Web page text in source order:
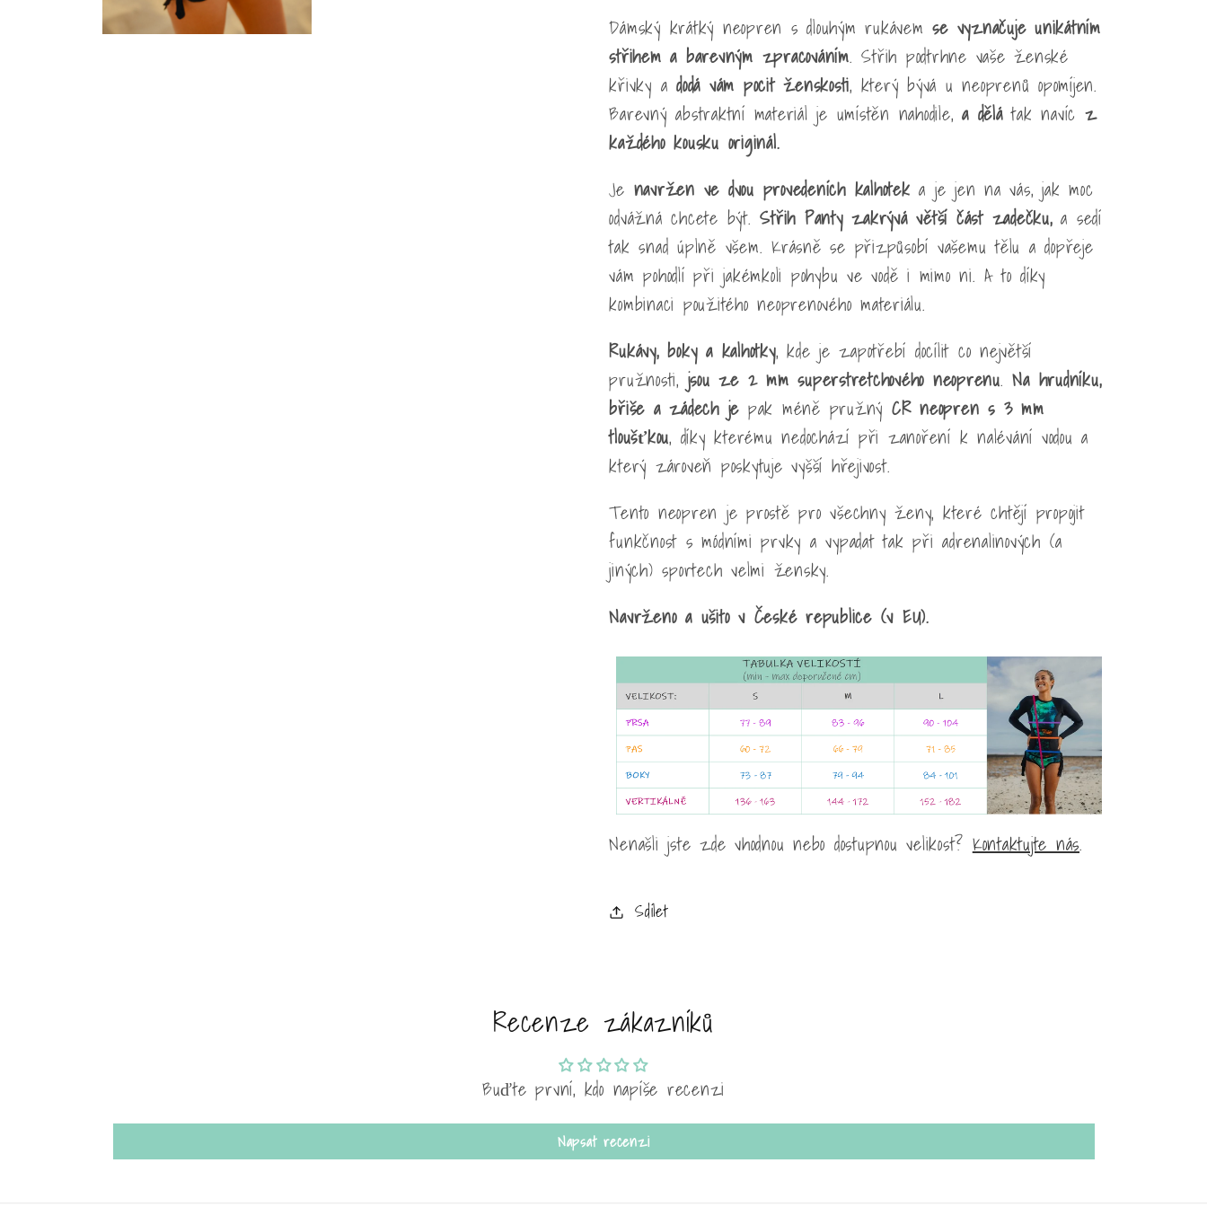
mm
Panty-
střih
mBlue
mm
Panty-
střih
mBlue
Dámský krátký neopren s dlouhým rukávemse vyznačuje unikátním
střihem a barevným zpracováním. Střih podtrhne vaše ženské
křivky a dodá vám pocit ženskosti, který bývá u neoprenů opomíjen.
Barevný abstraktní materiál je umístěn nahodile, a dělátak navíc z
každého kousku originál.
Je navržen ve dvou provedeních kalhotek a je jen na vás, jak moc
odvážná chcete být.Střih Panty zakrývá větší část zadečku,a sedí
tak snad úplně všem. Krásně se přizpůsobí vašemu tělu a dopřeje
vám pohodlí při jakémkoli pohybu ve vodě i mimo ni. A to díky
kombinaci použitého neoprenového materiálu.
Rukávy, boky a kalhotky, kde je zapotřebí docílit co největší
pružnosti, jsou ze2 mm superstretchového neoprenu.Na hrudníku,
břiše a zádech je pak méně pružný CR neopren s 3 mm
tloušťkou, díky kterému nedochází při zanoření k nalévání vodou a
který zároveň poskytuje vyšší hřejivost.
Tento neopren je prostě pro všechny ženy, které chtějí propojit
funkčnost s módními prvky a vypadat tak při adrenalinových (a
jiných) sportech velmi žensky.
Navrženo a ušito v České republice (v EU).
Nenašli jste zde vhodnou nebo dostupnou velikost?Kontaktujte nás.
Sdílet
Recenze zákazníků
Buďte první, kdo napíše recenzi
Napsat recenzi